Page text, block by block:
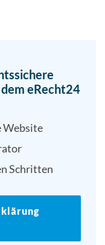
eRecht24
Website
Schritten